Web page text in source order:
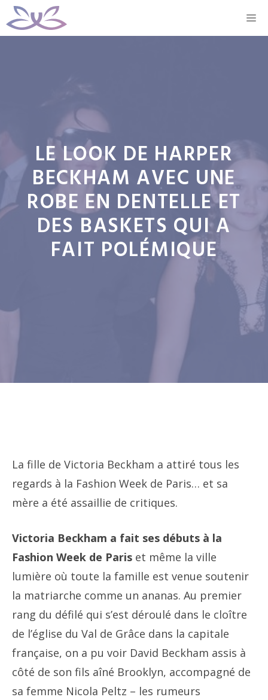
Aller
au
LE LOOK DE HARPER
BECKHAM AVEC UNE
ROBE EN DENTELLE ET
DES BASKETS QUI A
FAIT POLÉMIQUE
La fille de Victoria Beckham a attiré tous les
regards à la Fashion Week de Paris… et sa
mère a été assaillie de critiques.
Victoria Beckham a fait ses débuts à la
Fashion Week de Paris et même la ville
lumière où toute la famille est venue soutenir
la matriarche comme un ananas. Au premier
rang du défilé qui s’est déroulé dans le cloître
de l’église du Val de Grâce dans la capitale
française, on a pu voir David Beckham assis à
côté de son fils aîné Brooklyn, accompagné de
sa femme Nicola Peltz – les rumeurs